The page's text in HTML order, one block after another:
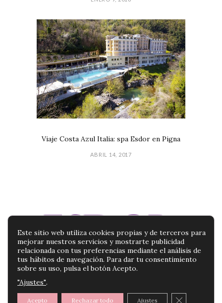
Viaje Costa Azul Italia: spa Esdor en Pigna
ABRIL 14, 2017
BLOG ESDOR | TU BLOG DE PRODUCTOS DE
BELLEZA |POLÍTICA DE PRIVACIDAD|AVISO
Este sitio web utiliza cookies propias y de terceros para
mejorar nuestros servicios y mostrarte publicidad
relacionada con tus preferencias mediante el análisis de
tus hábitos de navegación. Para dar tu consentimiento
sobre su uso, pulsa el botón Acepto.
"Ajustes".
Acepto Rechazar todo Ajustes CERRAR